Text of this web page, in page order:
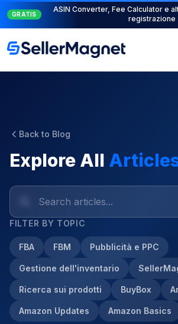
NUOVO
Suite PPC completa: PPC
Engine per
Back to Blog
Explore All
FILTER BY TOPIC
FBA FBM Pubblicità e PPC
Gestione dell'inventario
Ricerca sui prodotti BuyBox
Amazon Updates Amazon Basics